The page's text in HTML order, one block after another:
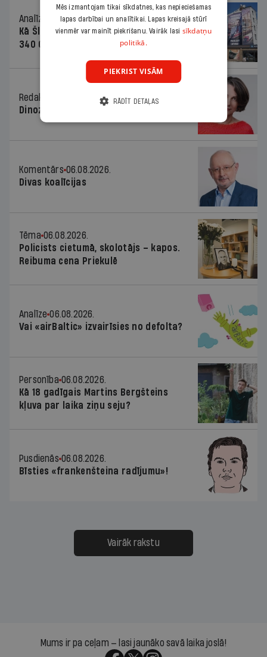
Analīze
06.08.2026.
Kā Šlesera partija palika nesodīta par
340 000 vērtu reklāmas kampaņu
Redaktores sleja
06.08.2026.
Dinozaura triks
Komentārs 06.08.2026.
Divas koalīcijas
Tēma 06.08.2026.
Policists cietumā, skolotājs – kapos.
Reibuma cena Priekulē
Analīze 06.08.2026.
Vai «airBaltic» izvairīsies no defolta?
Personība 06.08.2026.
Kā 18 gadīgais Martins Bergšteins
kļuva par laika ziņu seju?
Pusdienās 06.08.2026.
Bīsties «frankenšteina radījumu»!
Vairāk rakstu
Mums ir pa ceļam — lasi jaunāko savā laika joslā!
Mēs izmantojam tikai sīkdatnes, kas nepieciešamas
lapas darbībai un analītikai. Lapas kreisajā stūrī
vienmēr var mainīt piekrišanu. Vairāk lasi sīkdatņu
politikā.
PIEKRIST VISĀM
RĀDĪT DETAĻAS